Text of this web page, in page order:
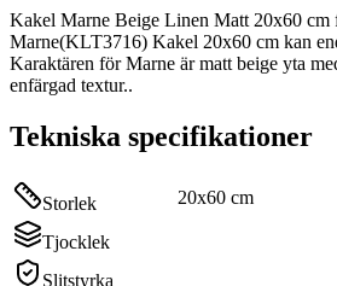
Kakel Marne Beige Linen Matt 20x60 cm
Marne(KLT3716) Kakel 20x60 cm kan
Karaktären för Marne är matt beige yta
enfärgad textur..
Tekniska specifikationer
Storlek 20x60 cm
Tjocklek
Slitstyrka